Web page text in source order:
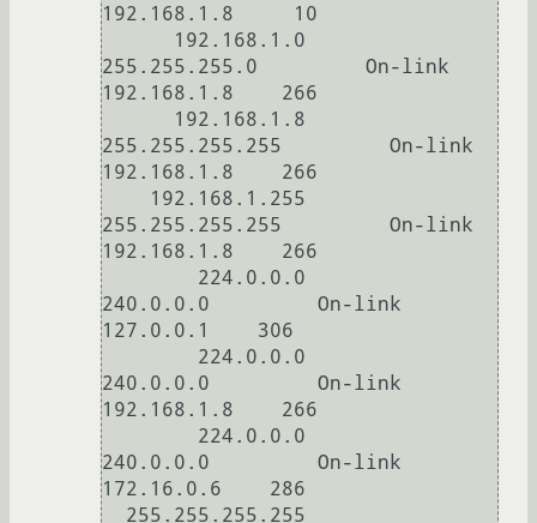
192.168.1.8     10
255.255.255.0         On-link
192.168.1.8    266
255.255.255.255         On-link
192.168.1.8    266
255.255.255.255         On-link
192.168.1.8    266
240.0.0.0         On-link
127.0.0.1    306
240.0.0.0         On-link
192.168.1.8    266
240.0.0.0         On-link
172.16.0.6    286